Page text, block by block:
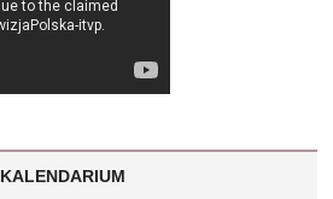
KALENDARIUM